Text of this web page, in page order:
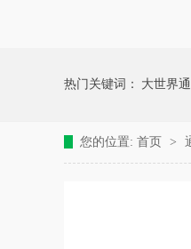
热门关键词： 大世界
您的位置: 首页 >